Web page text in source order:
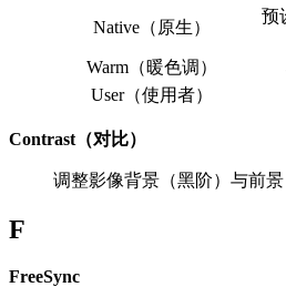
Native（原生）
预
Warm（暖色调）
User（使用者）
Contrast（对比）
调整影像背景（黑阶）与前景
F
FreeSync